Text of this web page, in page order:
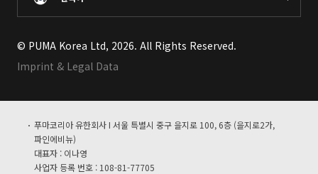
© PUMA Korea Ltd, 2026. All Rights Reserved.
Imprint & Legal Data
푸마코리아 유한회사 I 서울 특별시 중구 을지로 100, 6층 (을지로2가,
파인에비뉴)
대표자 : 이나영
사업자 등록 번호 : 108-81-77705